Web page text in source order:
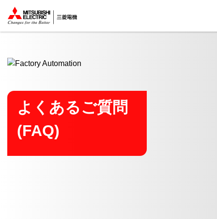
ここから本文
よくあるご質問
(FAQ)